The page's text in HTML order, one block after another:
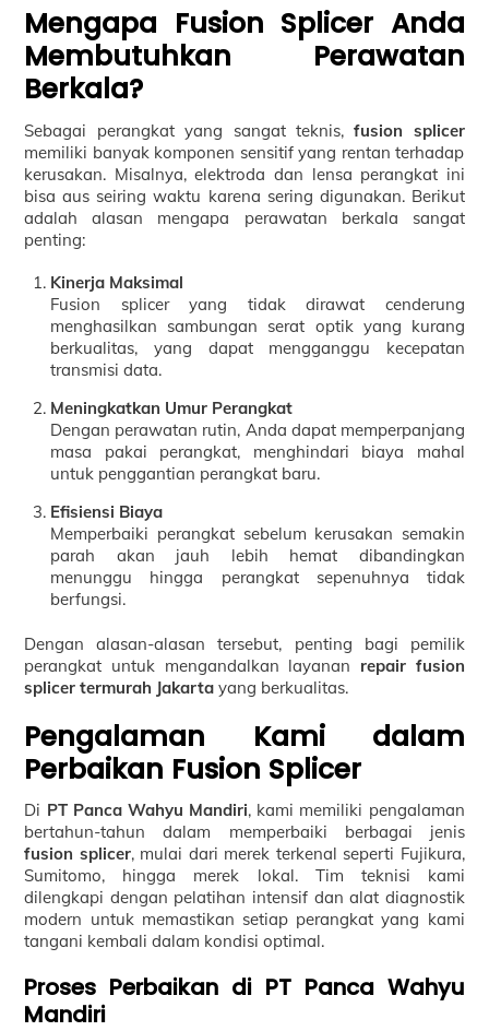
Mengapa Fusion Splicer Anda
Membutuhkan Perawatan
Berkala?
Sebagai perangkat yang sangat teknis,fusion splicer
memiliki banyak komponen sensitif yang rentan terhadap
kerusakan. Misalnya, elektroda dan lensa perangkat ini
bisa aus seiring waktu karena sering digunakan. Berikut
adalah alasan mengapa perawatan berkala sangat
penting:
Kinerja Maksimal
Fusion splicer yang tidak dirawat cenderung
menghasilkan sambungan serat optik yang kurang
berkualitas, yang dapat mengganggu kecepatan
transmisi data.
Meningkatkan Umur Perangkat
Dengan perawatan rutin, Anda dapat memperpanjang
masa pakai perangkat, menghindari biaya mahal
untuk penggantian perangkat baru.
Efisiensi Biaya
Memperbaiki perangkat sebelum kerusakan semakin
parah akan jauh lebih hemat dibandingkan
menunggu hingga perangkat sepenuhnya tidak
berfungsi.
Dengan alasan-alasan tersebut, penting bagi pemilik
perangkat untuk mengandalkan layanan repair fusion
splicer termurah Jakarta yang berkualitas.
Pengalaman Kami dalam
Perbaikan Fusion Splicer
Di PT Panca Wahyu Mandiri, kami memiliki pengalaman
bertahun-tahun dalam memperbaiki berbagai jenis
fusion splicer, mulai dari merek terkenal seperti Fujikura,
Sumitomo, hingga merek lokal. Tim teknisi kami
dilengkapi dengan pelatihan intensif dan alat diagnostik
modern untuk memastikan setiap perangkat yang kami
tangani kembali dalam kondisi optimal.
Proses Perbaikan di PT Panca Wahyu
Mandiri